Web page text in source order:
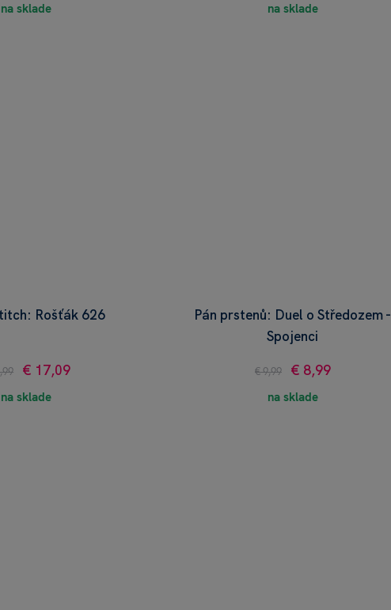
na sklade na sklade
Rošťák 626
€ 17,09
na sklade
Pán prstenů: Duel o Středozem -
Spojenci
€ 9,99 € 8,99
na sklade